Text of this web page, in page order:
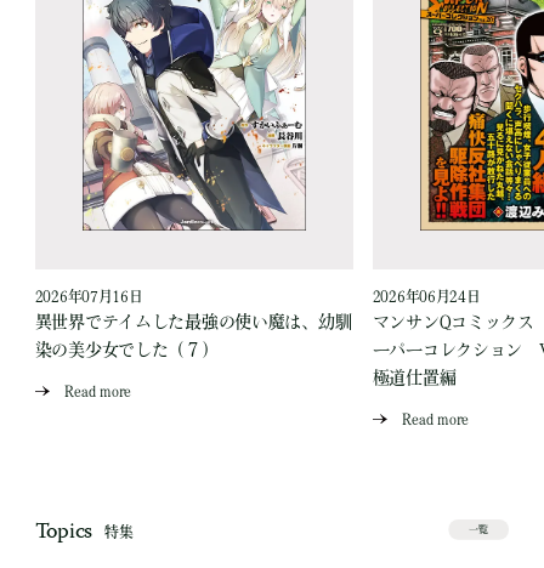
2026年07月16日
異世界でテイムした最強の使い魔は、幼馴
染の美少女でした（７）
Read more
2026年06月24日
マンサンQコミック
ーパーコレクション
極道仕置編
Read more
Topics 特集 一覧